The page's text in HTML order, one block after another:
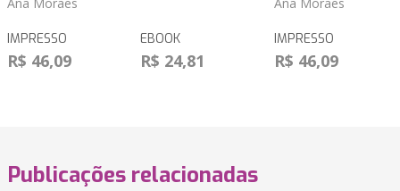
IMPRESSO
R$ 46,09
EBOOK
R$ 24,81
IMPRESSO
R$ 46,09
Publicações relacionadas